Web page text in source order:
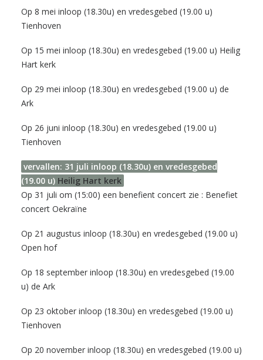
Op 8 mei inloop (18.30u) en vredesgebed (19.00 u)
Tienhoven
Op 15 mei inloop (18.30u) en vredesgebed (19.00 u) Heilig
Hart kerk
Op 29 mei inloop (18.30u) en vredesgebed (19.00 u) de
Ark
Op 26 juni inloop (18.30u) en vredesgebed (19.00 u)
Tienhoven
vervallen: 31 juli inloop (18.30u) en vredesgebed
(19.00 u) Heilig Hart kerk
Op 31 juli om (15:00) een benefient concert zie : Benefiet
concert Oekraïne
Op 21 augustus inloop (18.30u) en vredesgebed (19.00 u)
Open hof
Op 18 september inloop (18.30u) en vredesgebed (19.00
u) de Ark
Op 23 oktober inloop (18.30u) en vredesgebed (19.00 u)
Tienhoven
Op 20 november inloop (18.30u) en vredesgebed (19.00 u)